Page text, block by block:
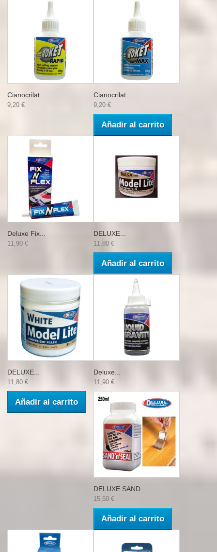
Cianocrilat...
9,20 €
Cianocrilat...
9,20 €
Añadir al carrito
Deluxe Fix...
11,90 €
DELUXE...
11,80 €
Añadir al carrito
DELUXE...
11,80 €
Añadir al carrito
Deluxe...
11,90 €
DELUXE SAND...
15,50 €
Añadir al carrito